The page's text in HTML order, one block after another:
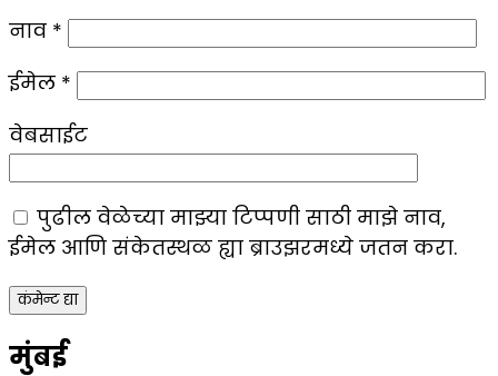
नाव *
ईमेल *
वेबसाईट
पुढील वेळेच्या माझ्या टिप्पणी साठी माझे नाव,
ईमेल आणि संकेतस्थळ ह्या ब्राउझरमध्ये जतन करा.
मुंबई